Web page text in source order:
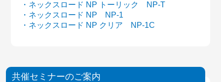
・ネックスロード NP トーリック NP-T
・ネックスロード NP NP-1
・ネックスロード NP クリア NP-1C
共催セミナーのご案内